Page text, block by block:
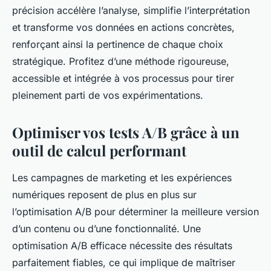
précision accélère l’analyse, simplifie l’interprétation
et transforme vos données en actions concrètes,
renforçant ainsi la pertinence de chaque choix
stratégique. Profitez d’une méthode rigoureuse,
accessible et intégrée à vos processus pour tirer
pleinement parti de vos expérimentations.
Optimiser vos tests A/B grâce à un
outil de calcul performant
Les campagnes de marketing et les expériences
numériques reposent de plus en plus sur
l’optimisation A/B pour déterminer la meilleure version
d’un contenu ou d’une fonctionnalité. Une
optimisation A/B efficace nécessite des résultats
parfaitement fiables, ce qui implique de maîtriser